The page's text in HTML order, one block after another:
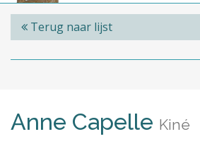
Terug naar lijst
Anne Capelle Kiné